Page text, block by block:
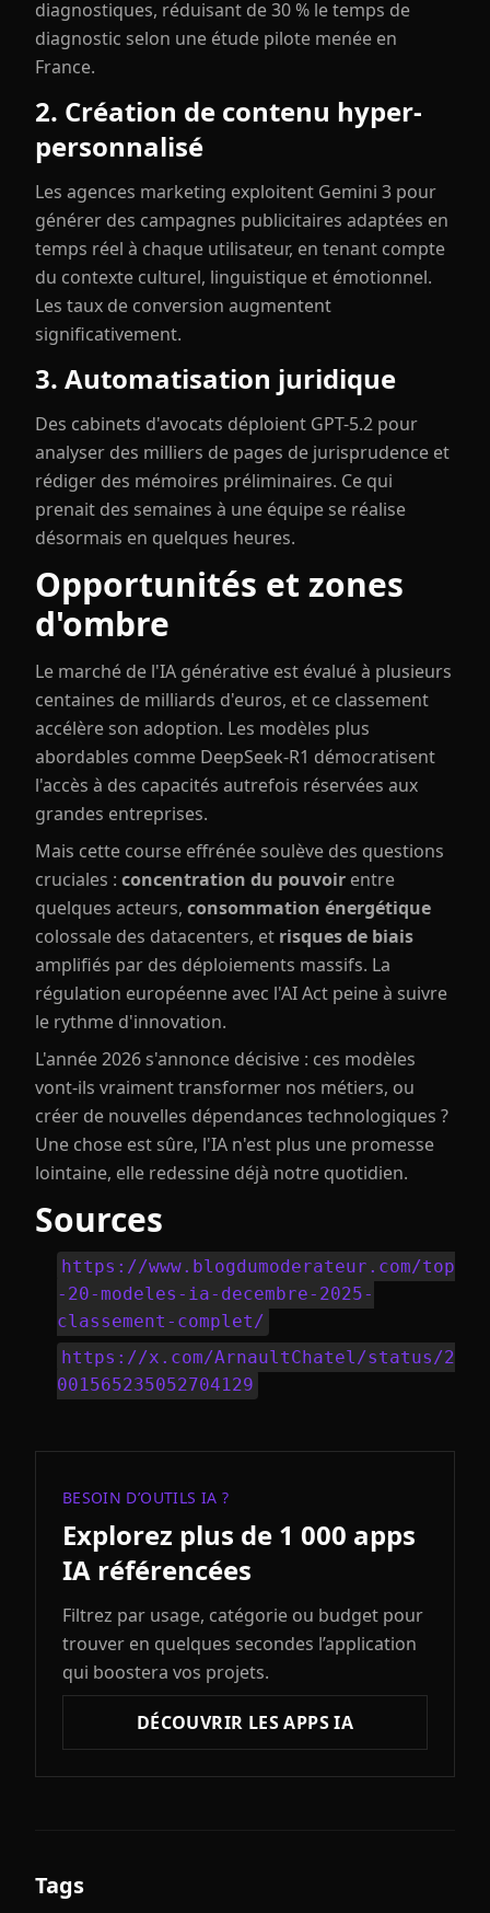
diagnostiques, réduisant de 30 % le temps de
diagnostic selon une étude pilote menée en
France.
2. Création de contenu hyper-
personnalisé
Les agences marketing exploitent Gemini 3 pour
générer des campagnes publicitaires adaptées en
temps réel à chaque utilisateur, en tenant compte
du contexte culturel, linguistique et émotionnel.
Les taux de conversion augmentent
significativement.
3. Automatisation juridique
Des cabinets d'avocats déploient GPT-5.2 pour
analyser des milliers de pages de jurisprudence et
rédiger des mémoires préliminaires. Ce qui
prenait des semaines à une équipe se réalise
désormais en quelques heures.
Opportunités et zones
d'ombre
Le marché de l'IA générative est évalué à plusieurs
centaines de milliards d'euros, et ce classement
accélère son adoption. Les modèles plus
abordables comme DeepSeek-R1 démocratisent
l'accès à des capacités autrefois réservées aux
grandes entreprises.
Mais cette course effrénée soulève des questions
cruciales : concentration du pouvoir entre
quelques acteurs, consommation énergétique
colossale des datacenters, et risques de biais
amplifiés par des déploiements massifs. La
régulation européenne avec l'AI Act peine à suivre
le rythme d'innovation.
L'année 2026 s'annonce décisive : ces modèles
vont-ils vraiment transformer nos métiers, ou
créer de nouvelles dépendances technologiques ?
Une chose est sûre, l'IA n'est plus une promesse
lointaine, elle redessine déjà notre quotidien.
Sources
https://www.blogdumoderateur.com/top
-20-modeles-ia-decembre-2025-
classement-complet/
https://x.com/ArnaultChatel/status/2
001565235052704129
BESOIN D’OUTILS IA ?
Explorez plus de 1 000 apps
IA référencées
Filtrez par usage, catégorie ou budget pour
trouver en quelques secondes l’application
qui boostera vos projets.
DÉCOUVRIR LES APPS IA
Tags